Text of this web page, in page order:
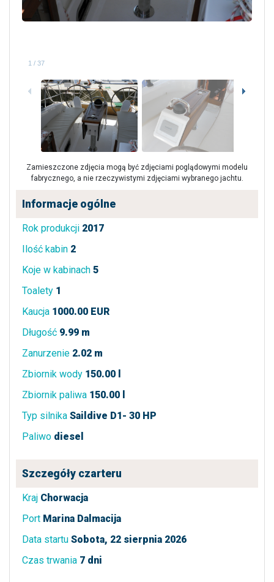
1 / 37
Zamieszczone zdjęcia mogą być zdjęciami poglądowymi modelu
fabrycznego, a nie rzeczywistymi zdjęciami wybranego jachtu.
Informacje ogólne
Rok produkcji 2017
Ilość kabin 2
Koje w kabinach 5
Toalety 1
Kaucja 1000.00 EUR
Długość 9.99 m
Zanurzenie 2.02 m
Zbiornik wody 150.00 l
Zbiornik paliwa 150.00 l
Typ silnika Saildive D1- 30 HP
Paliwo diesel
Szczegóły czarteru
Kraj Chorwacja
Port Marina Dalmacija
Data startu Sobota, 22 sierpnia 2026
Czas trwania 7 dni